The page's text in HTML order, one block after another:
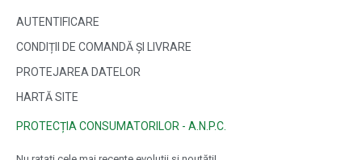
AUTENTIFICARE
CONDIȚII DE COMANDĂ ȘI LIVRARE
PROTEJAREA DATELOR
HARTĂ SITE
PROTECȚIA CONSUMATORILOR - A.N.P.C.